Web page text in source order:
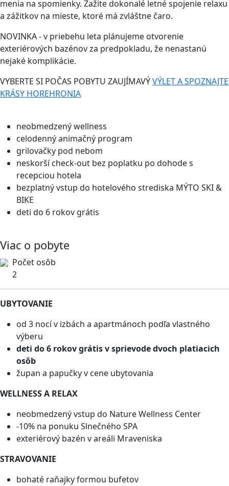
menia na spomienky. Zažite dokonalé letné spojenie relaxu
a zážitkov na mieste, ktoré má zvláštne čaro.
NOVINKA - v priebehu leta plánujeme otvorenie
exteriérových bazénov za predpokladu, že nenastanú
nejaké komplikácie.
VYBERTE SI POČAS POBYTU ZAUJÍMAVÝVÝLET A SPOZNAJTE
KRÁSY HOREHRONIA
neobmedzený wellness
celodenný animačný program
grilovačky pod nebom
neskorší check-out bez poplatku po dohode s
recepciou hotela
bezplatný vstup do hotelového strediska MÝTO SKI &
BIKE
deti do 6 rokov grátis
Viac o pobyte
Počet osôb
2
UBYTOVANIE
od 3 nocí v izbách a apartmánoch podľa vlastného
výberu
deti do 6 rokov grátis v sprievode dvoch platiacich
osôb
župan a papučky v cene ubytovania
WELLNESS A RELAX
neobmedzený vstup do Nature Wellness Center
-10% na ponuku Slnečného SPA
exteriérový bazén v areáli Mraveniska
STRAVOVANIE
bohaté raňajky formou bufetov